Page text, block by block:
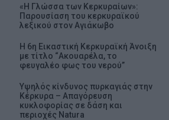
«Η Γλώσσα των Κερκυραίων»:
Παρουσίαση του κερκυραϊκού
λεξικού στον Αγιάκωβο
Η 6η Εικαστική Κερκυραϊκή Άνοιξη
με τίτλο “Ακουαρέλα, το
φευγαλέο φως του νερού”
Υψηλός κίνδυνος πυρκαγιάς στην
Κέρκυρα – Απαγόρευση
κυκλοφορίας σε δάση και
περιοχές Natura